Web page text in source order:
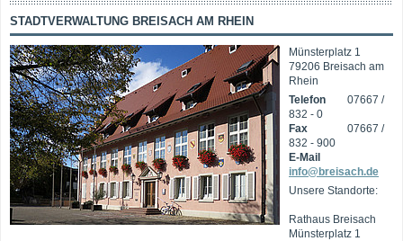
STADTVERWALTUNG BREISACH AM RHEIN
Münsterplatz 1
79206 Breisach am
Rhein
Telefon
07667 /
832 - 0
Fax
07667 /
832 - 900
E-Mail
info@breisach.de
Unsere Standorte:
Rathaus Breisach
Münsterplatz 1